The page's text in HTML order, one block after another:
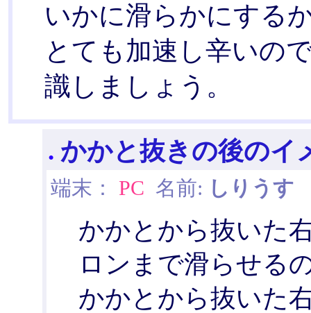
いかに滑らかにする
とても加速し辛いの
識しましょう。
. かかと抜きの後のイ
端末： PC 名前: しりうす
かかとから抜いた
ロンまで滑らせる
かかとから抜いた